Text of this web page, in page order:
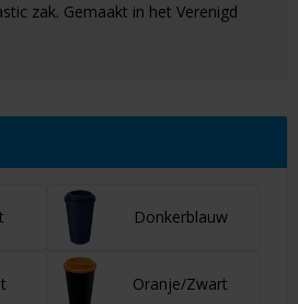
zak. Gemaakt in het Verenigd
Donkerblauw
Oranje/Zwart